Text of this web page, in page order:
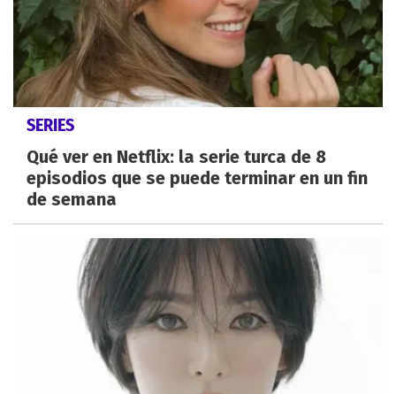
SERIES
Qué ver en Netflix: la serie turca de 8
episodios que se puede terminar en un fin
de semana